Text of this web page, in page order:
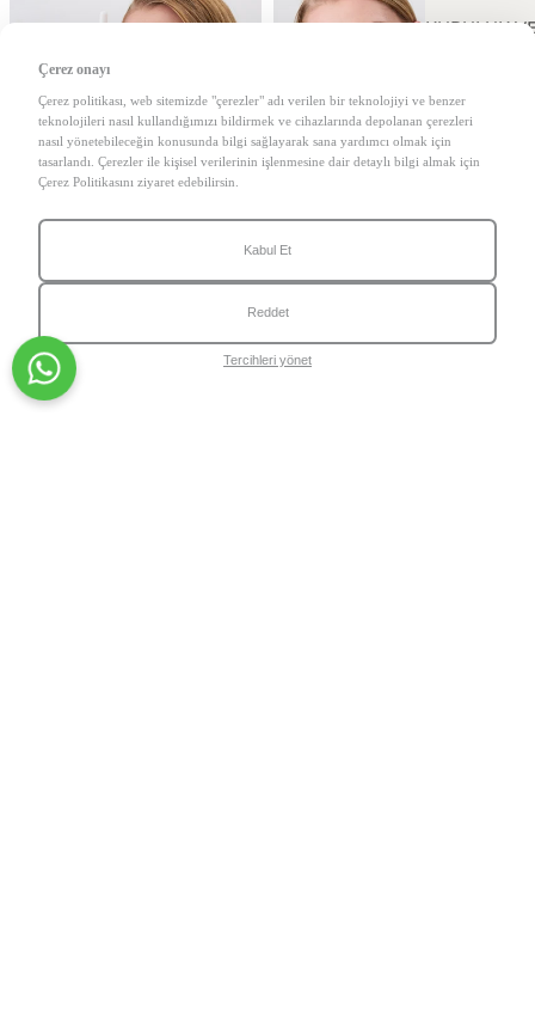
KURULUK
VÜCUT CİLT
YAŞLANMA
Çerez onayı
Çerez politikası, web sitemizde "çerezler" adı verilen bir teknolojiyi ve benzer
teknolojileri nasıl kullandığımızı bildirmek ve cihazlarında depolanan çerezleri
nasıl yönetebileceğin konusunda bilgi sağlayarak sana yardımcı olmak için
tasarlandı. Çerezler ile kişisel verilerinin işlenmesine dair detaylı bilgi almak için
Çerez Politikasını ziyaret edebilirsin.
Kabul Et
Reddet
Tercihleri yönet